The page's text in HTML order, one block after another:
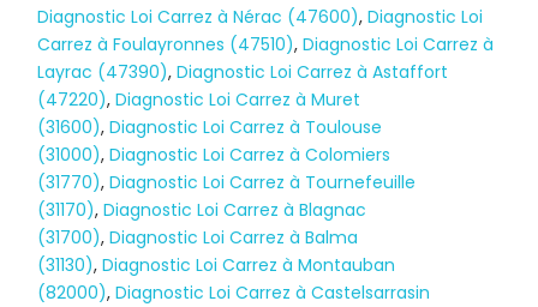
Diagnostic Loi Carrez à Nérac (47600),Diagnostic Loi
Carrez à Foulayronnes (47510),Diagnostic Loi Carrez à
Layrac (47390),Diagnostic Loi Carrez à Astaffort
(47220),Diagnostic Loi Carrez à Muret
(31600),Diagnostic Loi Carrez à Toulouse
(31000),Diagnostic Loi Carrez à Colomiers
(31770),Diagnostic Loi Carrez à Tournefeuille
(31170),Diagnostic Loi Carrez à Blagnac
(31700),Diagnostic Loi Carrez à Balma
(31130),Diagnostic Loi Carrez à Montauban
(82000),Diagnostic Loi Carrez à Castelsarrasin